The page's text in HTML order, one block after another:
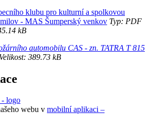
klubu pro kulturní a spolkovou
- MAS Šumperský venkov Typ: PDF
kB
automobilu CAS - zn. TATRA T 815
389.73 kB
webu v mobilní aplikaci –